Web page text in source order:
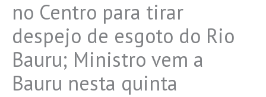
no Centro para tirar
despejo de esgoto do Rio
Bauru; Ministro vem a
Bauru nesta quinta